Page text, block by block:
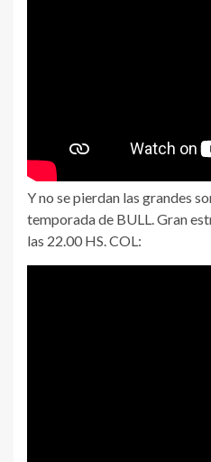
Y no se pierdan las grandes
temporada de BULL. Gran
las 22.00 HS. COL: